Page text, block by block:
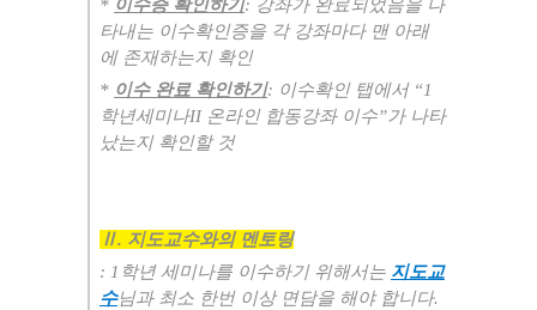
* 이수증 확인하기: 강좌가 완료되었음을 나
타내는 이수확인증을 각 강좌마다 맨 아래
에 존재하는지 확인
* 이수 완료 확인하기: 이수확인 탭에서 “1
학년세미나II 온라인 합동강좌 이수”가 나타
났는지 확인할 것
Ⅱ. 지도교수와의 멘토링
: 1 학년 세미나를 이수하기 위해서는 지도교
수님과 최소 한번 이상 면담을 해야 합니다.